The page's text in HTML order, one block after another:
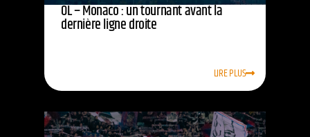
OL – Monaco : un tournant avant la
dernière ligne droite
LIRE PLUS